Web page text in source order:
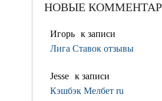
НОВЫЕ
Игорь к записи
Лига Ставок отзывы
Jesse к записи
Кэшбэк Мелбет ru